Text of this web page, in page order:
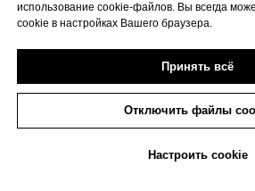
+7(473)263-20-20
укрепляют окружающие
поддерживающие сустав,
риск повторного воспаления.
- массажимануальная
Эти процедуры помогают
напряжение, улучшить
использование cookie-файлов. Вы всегда
cookie в настройках Вашего браузера.
Принять всё
Отключить файлы
Настроить cookie